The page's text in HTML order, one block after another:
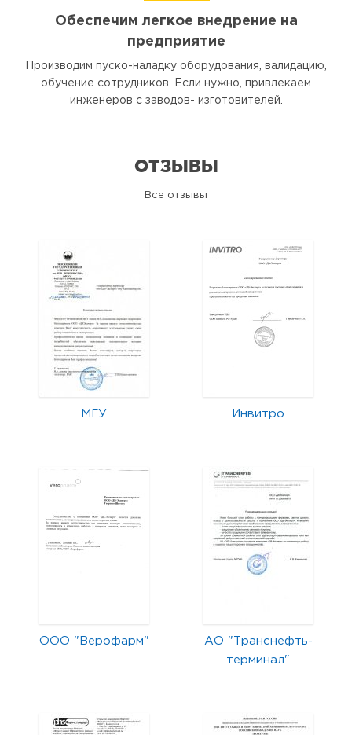
Обеспечим легкое внедрение на
предприятие
Производим пуско-наладку оборудования, валидацию,
обучение сотрудников. Если нужно, привлекаем
инженеров с заводов- изготовителей.
ОТЗЫВЫ
Все отзывы
МГУ Инвитро
ООО "Верофарм"
АО "Транснефть-
терминал"